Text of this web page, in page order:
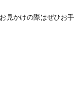
見かけの際はぜひお手